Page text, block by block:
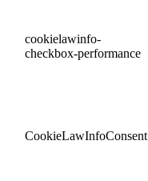
cookielawinfo-
checkbox-performance
CookieLawInfoConsent